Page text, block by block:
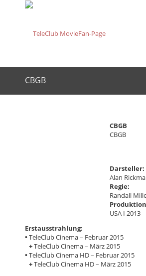
CBGB
CBGB
CBGB
Darsteller:
Alan
Regie:
Randall
USA I 2013
Erstausstrahlung:
•TeleClub Cinema – Februar 2015
+TeleClub Cinema – März 2015
•TeleClub Cinema HD – Februar 2015
+TeleClub Cinema HD – März 2015